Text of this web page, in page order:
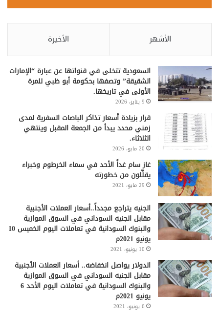
الأشهر الأخيرة
السعودية تتخلى في قنواتها عن عبارة “الإمارات
الشقيقة” وتصفها بحكومة أبو ظبي للمرة
الأولى في تاريخها.
9 يناير، 2026
قرار بزيادة أسعار تذاكر الباصات السفرية لمدى
زمني محدد يبدأ من الجمعة المقبل وينتهي
الثلاثاء.
20 مايو، 2026
غاز سام غداً الأحد في سماء الخرطوم وخبراء
يقلِّلون من خطورته
29 مايو، 2021
الجنيه يتراجع مجدداً..أسعار العملات الأجنبية
مقابل الجنيه السوداني في السوق الموازية
والبنوك السودانية في تعاملات اليوم الخميس 10
يونيو 2021م
10 يونيو، 2021
الدولار يواصل انخفاضه.. أسعار العملات الأجنبية
مقابل الجنيه السوداني في السوق الموازية
والبنوك السودانية في تعاملات اليوم الأحد 6
يونيو 2021م
6 يونيو، 2021